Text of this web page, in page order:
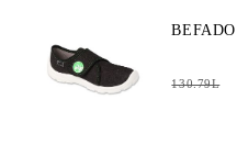
130.79L